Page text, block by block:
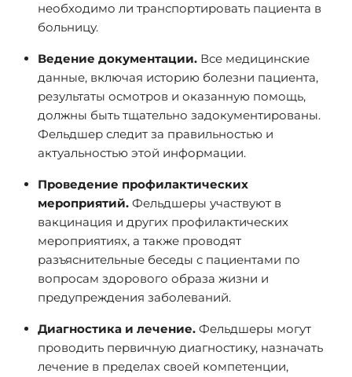
необходимо ли транспортировать пациента в
больницу.
Ведение документации. Все медицинские
данные, включая историю болезни пациента,
результаты осмотров и оказанную помощь,
должны быть тщательно задокументированы.
Фельдшер следит за правильностью и
актуальностью этой информации.
Проведение профилактических
мероприятий. Фельдшеры участвуют в
вакцинация и других профилактических
мероприятиях, а также проводят
разъяснительные беседы с пациентами по
вопросам здорового образа жизни и
предупреждения заболеваний.
Диагностика и лечение. Фельдшеры могут
проводить первичную диагностику, назначать
лечение в пределах своей компетенции,